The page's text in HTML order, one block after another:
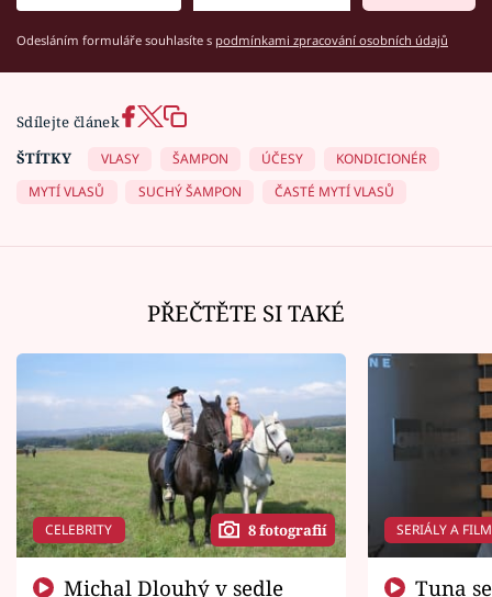
Odesláním formuláře souhlasíte s podmínkami zpracování osobních údajů
Sdílejte článek
ŠTÍTKY
VLASY ŠAMPON ÚČESY
KONDICIONÉR
MYTÍ VLASŮ
SUCHÝ ŠAMPON ČASTÉ MYTÍ VLASŮ
PŘEČTĚTE SI TAKÉ
CELEBRITY 8 fotografií SERIÁLY A